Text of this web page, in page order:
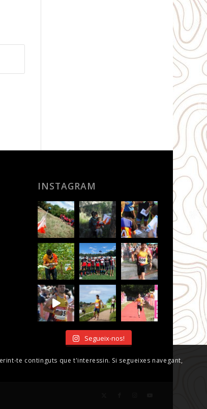
INSTAGRAM
Segueix-nos!
te continguts que t'interessin. Si segueixes navegant,